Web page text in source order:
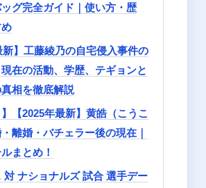
グ完全ガイド｜使い方・歴
新】工藤綾乃の自宅侵入事件の
在の活動、学歴、テギョンと
相を徹底解説
】【2025年最新】黄皓（こうこ
離婚・バチェラー後の現在｜
まとめ！
対 ナショナルズ 試合 選手デー